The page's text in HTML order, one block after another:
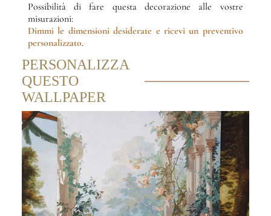
Possibilità di fare questa decorazione alle vostre
misurazioni:
Dimmi le dimensioni desiderate e ricevi un preventivo
personalizzato.
PERSONALIZZA
QUESTO
WALLPAPER